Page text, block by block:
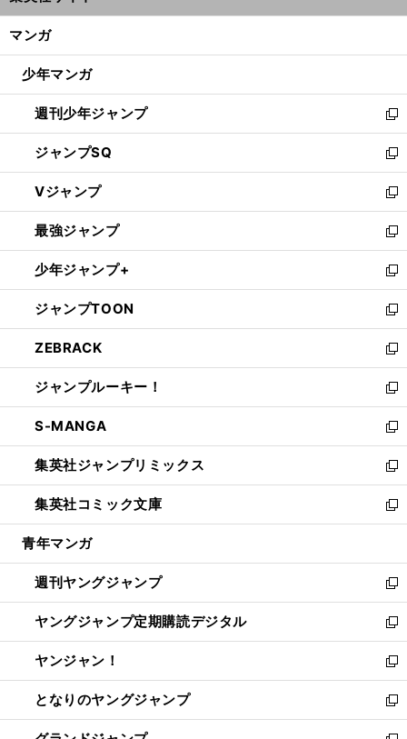
ン
ウ
開
く
マンガ
少年マンガ
週刊少年ジャンプ
新
し
い
ウ
ィ
ン
ド
ウ
で
開
く
ジャンプSQ
新
し
い
ウ
ィ
ン
ド
ウ
で
開
く
Vジャンプ
新
し
い
ウ
ィ
ン
ド
ウ
で
開
く
最強ジャンプ
新
し
い
ウ
ィ
ン
ド
ウ
で
開
く
少年ジャンプ+
新
し
い
ウ
ィ
ン
ド
ウ
で
開
く
ジャンプTOON
新
し
い
ウ
ィ
ン
ド
ウ
で
開
く
ZEBRACK
新
し
い
ウ
ィ
ン
ド
ウ
で
開
ジャンプルーキー！
新
し
い
ウ
ィ
ン
ド
ウ
開
く
S-MANGA
新
し
い
ウ
ィ
ン
ウ
で
開
く
集英社ジャンプリミックス
新
し
い
ウ
ン
ド
ウ
で
開
く
集英社コミック文庫
新
し
ウ
ィ
ン
ド
ウ
で
開
く
青年マンガ
週刊ヤングジャンプ
新
し
い
ウ
ィ
ン
ド
ウ
ヤングジャンプ定期購読デジタル
新
し
い
ウ
ィ
ン
ヤンジャン！
新
し
い
ウ
となりのヤングジャンプ
新
し